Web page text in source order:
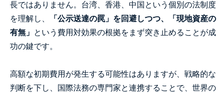
長ではありません。 台湾、香港、中国という個別の法制度
を理解し、
「公示送達の罠」を回避しつつ、「現地資産の
有無」 という費用対効果の根拠をまず突き止めることが成
功の鍵です。
高額な初期費用が発生する可能性はありますが、戦略的な
判断を下し、国際法務の専門家と連携することで、世界の